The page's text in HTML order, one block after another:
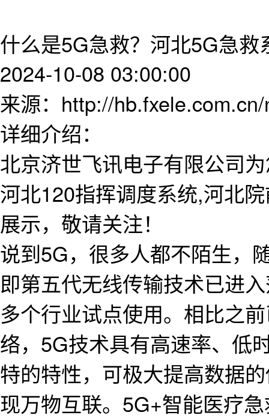
什么是5G急救？河北5G急
2024-10-08 03:00:00
来源：http://
详细介绍：
北京济世飞讯电子有限公司
河北120指挥调度系统,河北
展示，敬请关注！
说到5G，很多人都不陌生，
即第五代无线传输技术已进
多个行业试点使用。相比之
络，5G技术具有高速率、低
特的特性，可极大提高数据
现万物互联。5G+智能医疗